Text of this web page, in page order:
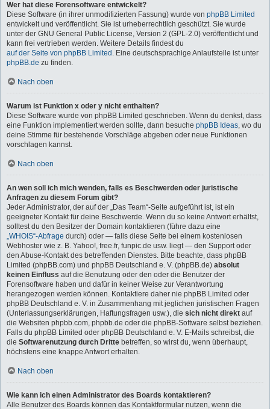
Wer hat diese Forensoftware entwickelt?
Diese Software (in ihrer unmodifizierten Fassung) wurde von phpBB Limited
entwickelt und veröffentlicht. Sie ist urheberrechtlich geschützt. Sie wurde
unter der GNU General Public License, Version 2 (GPL-2.0) veröffentlicht und
kann frei vertrieben werden. Weitere Details findest du
auf der Seite von phpBB Limited . Eine deutschsprachige Anlaufstelle ist unter
phpBB.de zu finden.
Nach oben
Warum ist Funktion x oder y nicht enthalten?
Diese Software wurde von phpBB Limited geschrieben. Wenn du denkst, dass
eine Funktion implementiert werden sollte, dann besuche phpBB Ideas, wo du
deine Stimme für bestehende Vorschläge abgeben oder neue Funktionen
vorschlagen kannst.
Nach oben
An wen soll ich mich wenden, falls es Beschwerden oder juristische
Anfragen zu diesem Forum gibt?
Jeder Administrator, der auf der „Das Team“-Seite aufgeführt ist, ist ein
geeigneter Kontakt für deine Beschwerde. Wenn du so keine Antwort erhältst,
solltest du den Besitzer der Domain kontaktieren (führe dazu eine
„WHOIS“-Abfrage durch) oder — falls diese Seite bei einem kostenlosen
Webhoster wie z. B. Yahoo!, free.fr, funpic.de usw. liegt — den Support oder
den Abuse-Kontakt des betreffenden Dienstes. Bitte beachte, dass phpBB
Limited (phpBB.com) und phpBB Deutschland e. V. (phpBB.de) absolut
keinen Einfluss auf die Benutzung oder den oder die Benutzer der
Forensoftware haben und dafür in keiner Weise zur Verantwortung
herangezogen werden können. Kontaktiere daher nie phpBB Limited oder
phpBB Deutschland e. V. in Zusammenhang mit jeglichen juristischen Fragen
(Unterlassungserklärungen, Haftungsfragen usw.), die sich nicht direkt auf
die Websiten phpbb.com, phpbb.de oder die phpBB-Software selbst beziehen.
Falls du phpBB Limited oder phpBB Deutschland e. V. E-Mails schreibst, die
die Softwarenutzung durch Dritte betreffen, so wirst du, wenn überhaupt,
höchstens eine knappe Antwort erhalten.
Nach oben
Wie kann ich einen Administrator des Boards kontaktieren?
Alle Benutzer des Boards können das Kontaktformular nutzen, wenn die